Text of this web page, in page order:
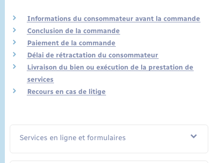
Informations du consommateur avant la commande
Conclusion de la commande
Paiement de la commande
Délai de rétractation du consommateur
Livraison du bien ou exécution de la prestation de
services
Recours en cas de litige
Services en ligne et formulaires